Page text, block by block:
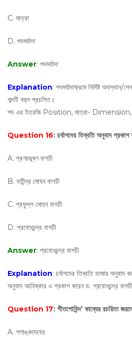
C. মাত্রা
D. পদমর্যাদা
Answer: পদমর্যাদা
Explanation: পদমর্যাদাক্রমে নির্দিষ্ট অবস্থান/
শব্দটি বহুল প্রচলিত।
পদ এর ইংরেজি Position, মাত্রা-
Question 16: চর্যাপদের তিব্বতি অনুবাদ
A. প্রণয়ভূষণ বাগচী
B. যতীন্দ্র মোহন বাগচী
C. প্রফুল্ল মোহন বাগচী
D. প্রবোধচন্দ্র বাগচী
Answer: প্রবোধচন্দ্র বাগচী
Explanation: চর্যাপদের তিব্বতি ভাষায় অনুবাদ
অনুবাদ আবিষ্কার ও প্রকাশ করেন ড. প্রবোধচন্দ্র
Question 17: গীতগোবিন্দ’ কাব্যের রচয়িতা
A. শশাঙ্কদেবের